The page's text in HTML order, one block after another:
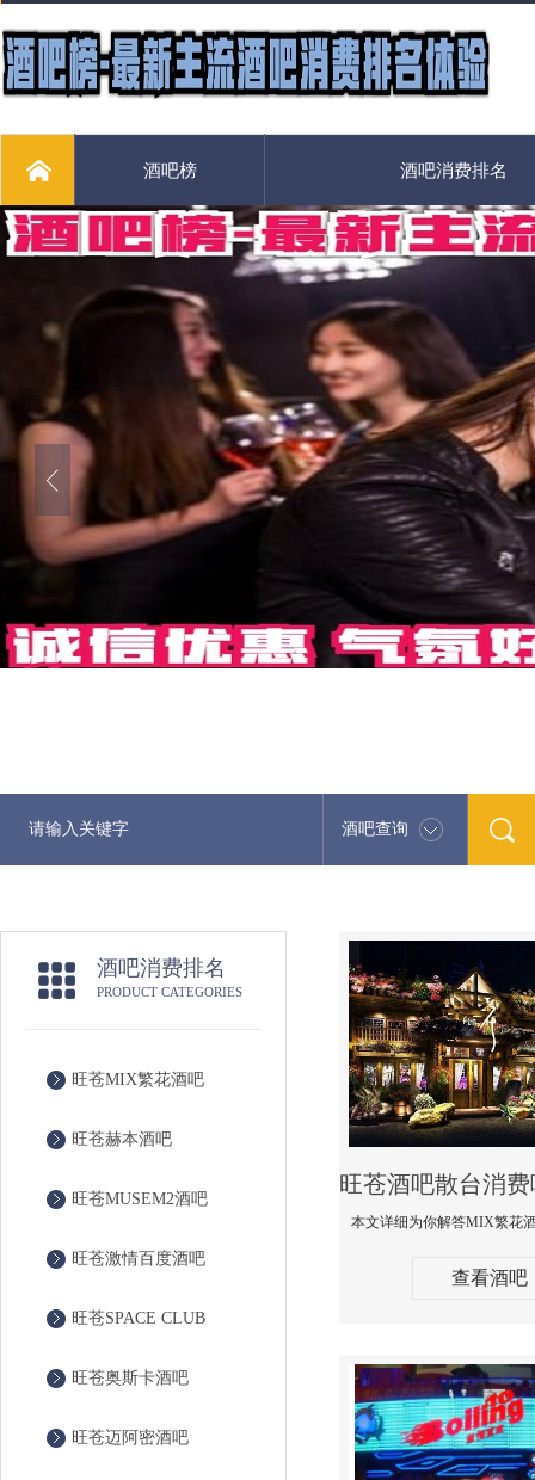
酒吧榜 酒吧消费排名
酒吧查询 最新酒
酒吧消费排名
PRODUCT CATEGORIES
旺苍MIX繁花酒吧
旺苍赫本酒吧
旺苍MUSEM2酒吧
旺苍激情百度酒吧
旺苍SPACE CLUB
旺苍奥斯卡酒吧
旺苍迈阿密酒吧
查看酒吧